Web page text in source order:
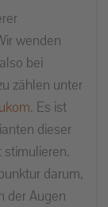
wenden
bei
zählen unter
. Es ist
dieser
darum,
der Augen